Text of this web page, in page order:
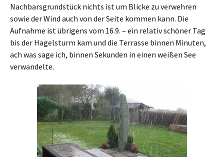
Nachbarsgrundstück nichts ist um Blicke zu verwehren
sowie der Wind auch von der Seite kommen kann. Die
Aufnahme ist übrigens vom 16.9. – ein relativ schöner Tag
bis der Hagelsturm kam und die Terrasse binnen Minuten,
ach was sage ich, binnen Sekunden in einen weißen See
verwandelte.